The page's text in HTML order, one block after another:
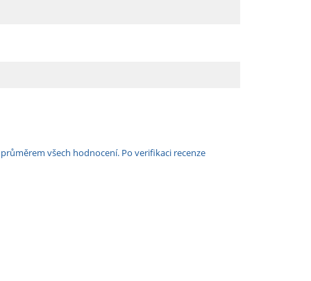
všech hodnocení. Po verifikaci recenze